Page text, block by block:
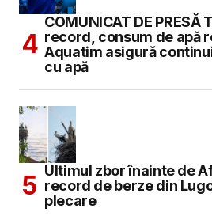
COMUNICAT DE
record, consum de apă
Aquatim asigură
cu apă
Ultimul zbor înainte de
record de berze din
plecare